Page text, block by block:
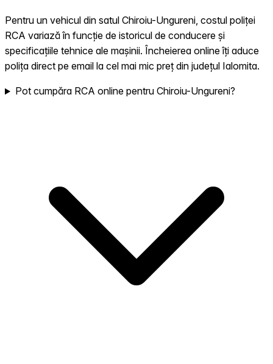
Pentru un vehicul din satul Chiroiu-Ungureni, costul poliței
RCA variază în funcție de istoricul de conducere și
specificațiile tehnice ale mașinii. Încheierea online îți aduce
polița direct pe email la cel mai mic preț din județul Ialomita.
Pot cumpăra RCA online pentru Chiroiu-Ungureni?